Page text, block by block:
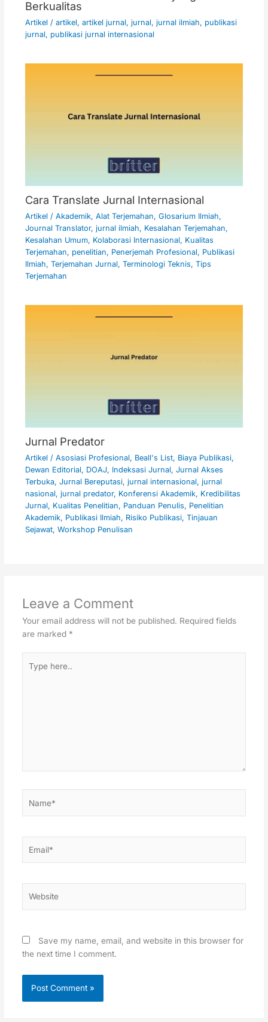
Berkualitas
Artikel / artikel, artikel jurnal, jurnal, jurnal ilmiah, publikasi
jurnal, publikasi jurnal internasional
Cara Translate Jurnal Internasional
Artikel / Akademik, Alat Terjemahan, Glosarium Ilmiah,
Journal Translator, jurnal ilmiah, Kesalahan Terjemahan,
Kesalahan Umum, Kolaborasi Internasional, Kualitas
Terjemahan, penelitian, Penerjemah Profesional, Publikasi
Ilmiah, Terjemahan Jurnal, Terminologi Teknis, Tips
Terjemahan
Jurnal Predator
Artikel / Asosiasi Profesional, Beall's List, Biaya Publikasi,
Dewan Editorial, DOAJ, Indeksasi Jurnal, Jurnal Akses
Terbuka, Jurnal Bereputasi, jurnal internasional, jurnal
nasional, jurnal predator, Konferensi Akademik, Kredibilitas
Jurnal, Kualitas Penelitian, Panduan Penulis, Penelitian
Akademik, Publikasi Ilmiah, Risiko Publikasi, Tinjauan
Sejawat, Workshop Penulisan
Leave a Comment
Your email address will not be published. Required fields
are marked *
here..
Save my name, email, and website in this browser for
the next time I comment.